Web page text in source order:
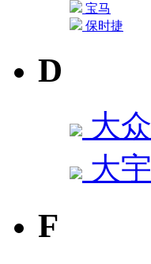
宝马
保时捷
D
大众
大宇
F